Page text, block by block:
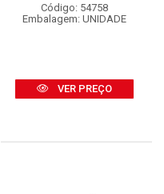
Código: 54758
Embalagem: UNIDADE
VER PREÇO